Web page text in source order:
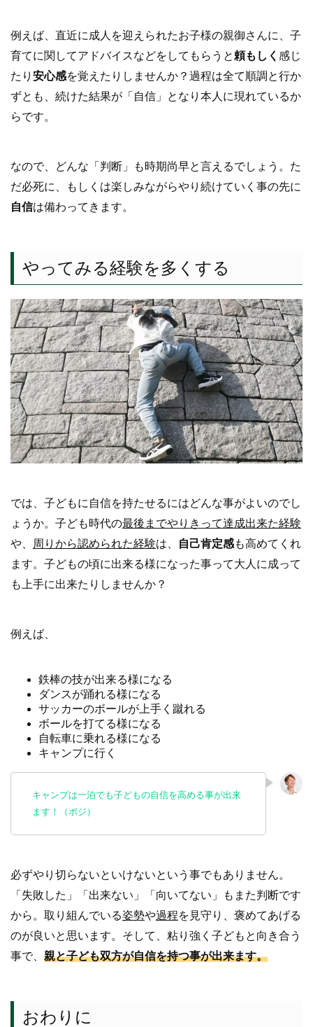
例えば、直近に成人を迎えられたお子様の親御さんに、子
育てに関してアドバイスなどをしてもらうと 頼もしく 感じ
たり 安心感を覚えたりしませんか？過程は全て順調と行か
ずとも、続けた結果が「自信」となり本人に現れているか
らです。
なので、どんな「判断」も時期尚早と言えるでしょう。た
だ必死に、もしくは楽しみながらやり続けていく事の先に
自信は備わってきます。
やってみる経験を多くする
では、子どもに自信を持たせるにはどんな事がよいのでし
ょうか。子ども時代の最後までやりきって達成出来た経験
や、
周りから認められた経験は、 自己肯定感も高めてくれ
ます。子どもの頃に出来る様になった事って大人に成って
も上手に出来たりしませんか？
例えば、
鉄棒の技が出来る様になる
ダンスが踊れる様になる
サッカーのボールが上手く蹴れる
ボールを打てる様になる
自転車に乗れる様になる
キャンプに行く
キャンプは一泊でも子どもの自信を高める事が出来
ます！（ポジ）
必ずやり切らないといけないという事でもありません。
「失敗した」「出来ない」「向いてない」もまた判断です
から。取り組んでいる姿勢や過程を見守り、褒めてあげる
のが良いと思います。そして、粘り強く子どもと向き合う
事で、 親と子ども双方が自信を持つ事が出来ます。
おわりに